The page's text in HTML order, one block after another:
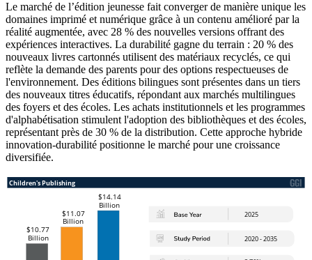
Le marché de l’édition jeunesse fait converger de manière unique les
domaines imprimé et numérique grâce à un contenu amélioré par la
réalité augmentée, avec 28 % des nouvelles versions offrant des
expériences interactives. La durabilité gagne du terrain : 20 % des
nouveaux livres cartonnés utilisent des matériaux recyclés, ce qui
reflète la demande des parents pour des options respectueuses de
l'environnement. Des éditions bilingues sont présentes dans un tiers
des nouveaux titres éducatifs, répondant aux marchés multilingues
des foyers et des écoles. Les achats institutionnels et les programmes
d'alphabétisation stimulent l'adoption des bibliothèques et des écoles,
représentant près de 30 % de la distribution. Cette approche hybride
innovation-durabilité positionne le marché pour une croissance
diversifiée.